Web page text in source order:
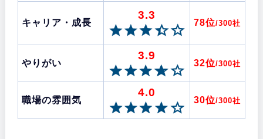
キャリア・成長
3.3
78位/300社
やりがい
3.9
32位/300社
職場の雰囲気
4.0
30位/300社